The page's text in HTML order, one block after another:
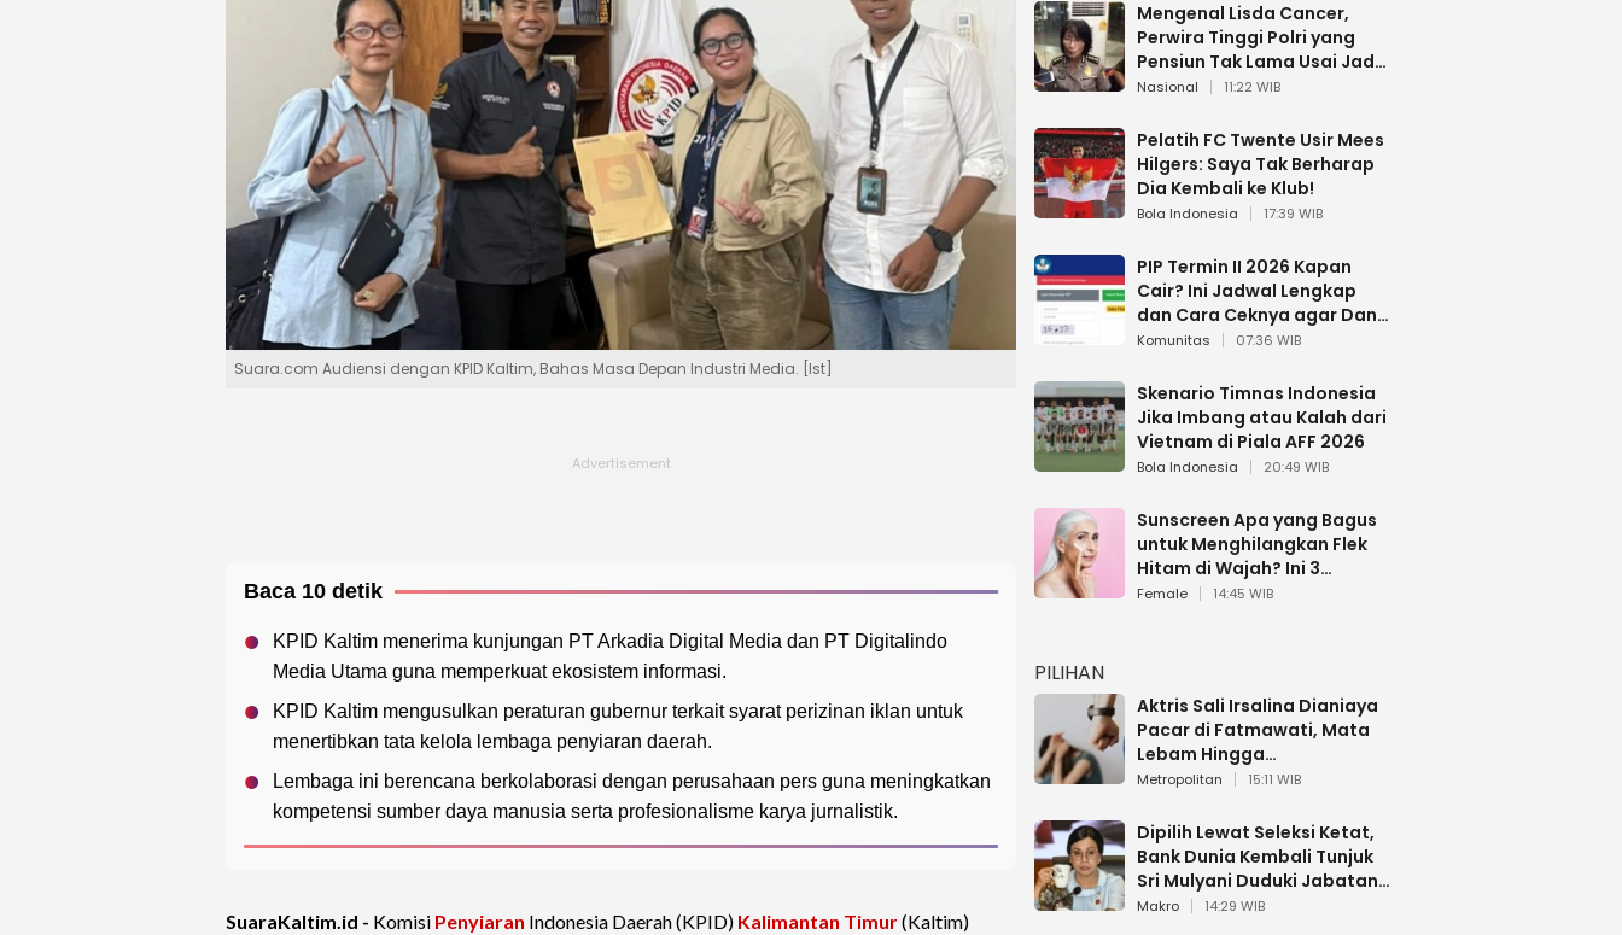
Suara.com Audiensi dengan KPID Kaltim, Bahas Masa Depan Industri Media. [Ist]
Baca 10 detik
KPID Kaltim menerima kunjungan PT Arkadia Digital Media dan PT Digitalindo
Media Utama guna memperkuat ekosistem informasi.
KPID Kaltim mengusulkan peraturan gubernur terkait syarat perizinan iklan untuk
menertibkan tata kelola lembaga penyiaran daerah.
Lembaga ini berencana berkolaborasi dengan perusahaan pers guna meningkatkan
kompetensi sumber daya manusia serta profesionalisme karya jurnalistik.
SuaraKaltim.id - Komisi Penyiaran Indonesia Daerah (KPID) Kalimantan Timur(Kaltim)
Mengenal Lisda Cancer,
Perwira Tinggi Polri yang
Pensiun Tak Lama Usai Jadi
Brigjen
Nasional 11:22 WIB
Pelatih FC Twente Usir Mees
Hilgers: Saya Tak Berharap
Dia Kembali ke Klub!
Bola Indonesia 17:39 WIB
PIP Termin II 2026 Kapan
Cair? Ini Jadwal Lengkap
dan Cara Ceknya agar Dana
Tidak Hangus!
Komunitas 07:36 WIB
Skenario Timnas Indonesia
Jika Imbang atau Kalah dari
Vietnam di Piala AFF 2026
Bola Indonesia 20:49 WIB
Sunscreen Apa yang Bagus
untuk Menghilangkan Flek
Hitam di Wajah? Ini 3
Rekomendasi sesuai Review
Female 14:45 WIB
PILIHAN
Aktris Sali Irsalina Dianiaya
Pacar di Fatmawati, Mata
Lebam Hingga
Diselamatkan Polantas
Metropolitan 15:11 WIB
Dipilih Lewat Seleksi Ketat,
Bank Dunia Kembali Tunjuk
Sri Mulyani Duduki Jabatan
Strategis
Makro 14:29 WIB